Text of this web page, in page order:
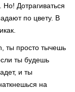
Дотрагиваться
по цвету. В
ты просто тычешь
ты будешь
и ты
на